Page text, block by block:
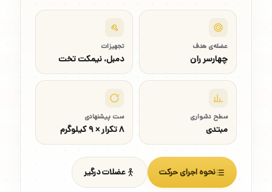
عضله‌ی هدف
چهارسر ران
تجهیزات
دمبل، نیمکت تخت
سطح دشواری
مبتدی
ست پیشنهادی
۸ تکرار × ۹ کیلوگرم
نحوه اجرای حرکت عضلات درگیر